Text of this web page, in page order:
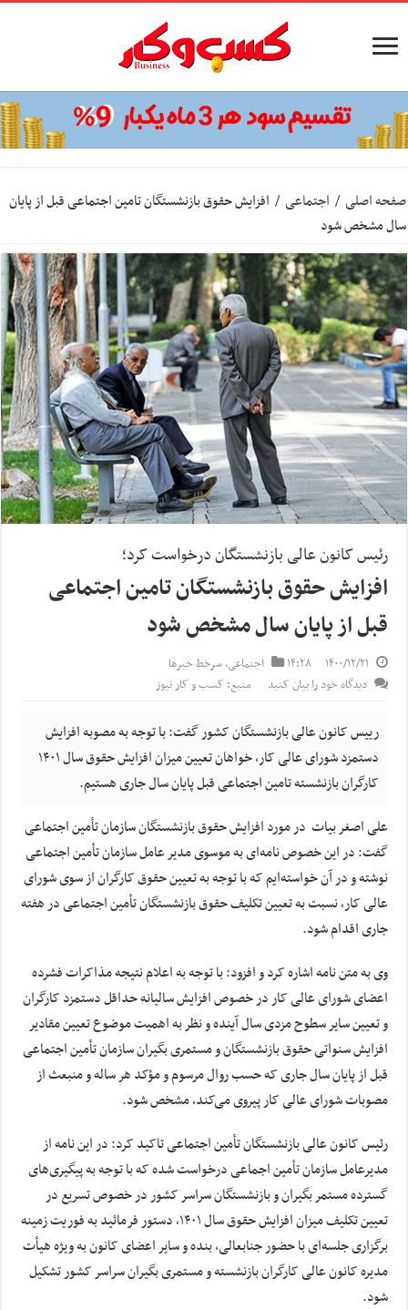
صفحه اصلی / اجتماعی / افزایش حقوق بازنشستگان تامین اجتماعی قبل از پایان
سال مشخص شود
رئیس کانون عالی بازنشستگان درخواست کرد؛
افزایش حقوق بازنشستگان تامین اجتماعی
قبل از پایان سال مشخص شود
۱۴۰۰/۱۲/۲۱ ۱۴:۲۸ اجتماعی,سرخط خبرها
دیدگاه خود را بیان کنید
منبع: کسب و کار نیوز
رییس کانون عالی بازنشستگان کشور گفت: با توجه به مصوبه افزایش
دستمزد شورای عالی کار، خواهان تعیین میزان افزایش حقوق سال ۱۴۰۱
کارگران بازنشسته تامین اجتماعی قبل پایان سال جاری هستیم.
علی اصغر بیات در مورد افزایش حقوق بازنشستگان سازمان تأمین اجتماعی
گفت: در این خصوص نامه‌ای به موسوی مدیر عامل سازمان تأمین اجتماعی
نوشته و در آن خواسته‌ایم که با توجه به تعیین حقوق کارگران از سوی شورای
عالی کار، نسبت به تعیین تکلیف حقوق بازنشستگان تأمین اجتماعی در هفته
جاری اقدام شود.
وی به متن نامه اشاره کرد و افزود: با توجه به اعلام نتیجه مذاکرات فشرده
اعضای شورای عالی کار در خصوص افزایش سالیانه حداقل دستمزد کارگران
و تعیین سایر سطوح مزدی سال آینده و نظر به اهمیت موضوع تعیین مقادیر
افزایش سنواتی حقوق بازنشستگان و مستمری بگیران سازمان تأمین اجتماعی
قبل از پایان سال جاری که حسب روال مرسوم و مؤکد هر ساله و منبعث از
مصوبات شورای عالی کار پیروی می‌کند، مشخص شود.
رئیس کانون عالی بازنشستگان تأمین اجتماعی تاکید کرد: در این نامه از
مدیرعامل سازمان تأمین اجماعی درخواست شده که با توجه به پیگیری‌های
گسترده مستمر بگیران و بازنشستگان سراسر کشور در خصوص تسریع در
تعیین تکلیف میزان افزایش حقوق سال ۱۴۰۱، دستور فرمائید به فوریت زمینه
برگزاری جلسه‌ای با حضور جنابعالی، بنده و سایر اعضای کانون به ویژه هیأت
مدیره کانون عالی کارگران بازنشسته و مستمری بگیران سراسر کشور تشکیل
شود.